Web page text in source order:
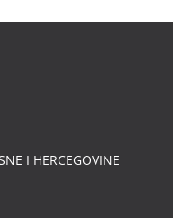
I HERCEGOVINE